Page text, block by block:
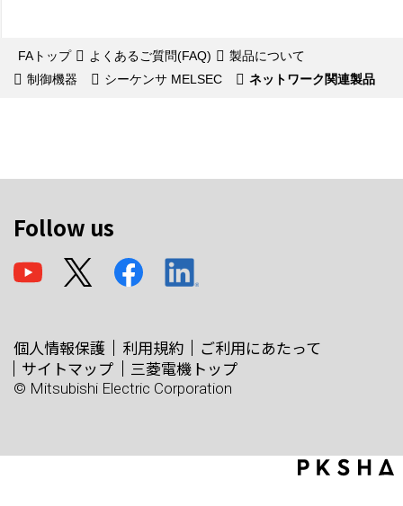
FAトップ よくあるご質問(FAQ)
製品について
制御機器
シーケンサ MELSEC ネットワーク関連製品
Follow us
個人情報保護 利用規約
ご利用にあたって
サイトマップ
三菱電機トップ
© Mitsubishi Electric Corporation